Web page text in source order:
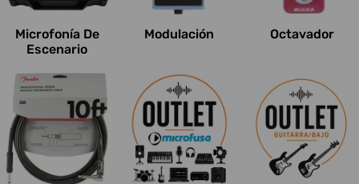
Microfonía De
Escenario
Modulación Octavador